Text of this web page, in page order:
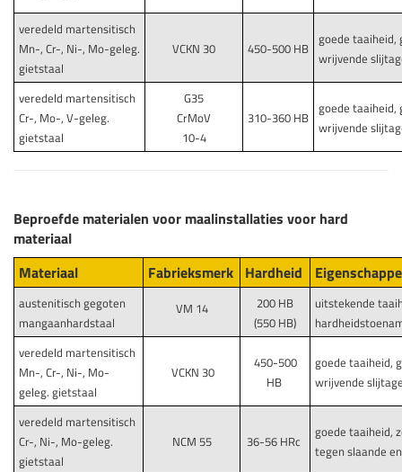
veredeld martensitisch
Mn-, Cr-, Ni-, Mo-geleg.
gietstaal
VCKN 30 450-500 HB
goede taaiheid,
wrijvende
veredeld martensitisch
Cr-, Mo-, V-geleg.
gietstaal
G35
CrMoV
10-4
310-360 HB
goede taaiheid,
wrijvende
Beproefde materialen voor maalinstallaties voor hard
materiaal
Materiaal
Fabrieksmerk Hardheid
austenitisch gegoten
mangaanhardstaal
VM 14
200 HB
(550 HB)
uitstekende
veredeld martensitisch
Mn-, Cr-, Ni-, Mo-
geleg. gietstaal
VCKN 30
450-500
HB
goede taaiheid,
wrijvende
veredeld martensitisch
Cr-, Ni-, Mo-geleg.
gietstaal
NCM 55 36-56 HRc
goede taaiheid,
tegen slaande